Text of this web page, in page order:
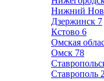
Нижний
Дзержинск 7
Кстово 6
Омская
Омск 78
Ставрополь